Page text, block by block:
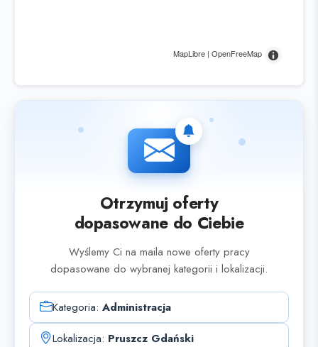
MapLibre | OpenFreeMap
Otrzymuj oferty
dopasowane do Ciebie
Wyślemy Ci na maila nowe oferty pracy
dopasowane do wybranej kategorii i lokalizacji.
Kategoria: Administracja
Lokalizacja: Pruszcz Gdański